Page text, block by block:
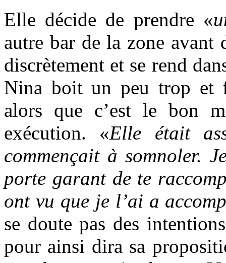
Elle décide de prendre «
autre bar de la zone
discrètement et se rend
Nina boit un peu trop et
alors que c’est le bon
exécution. «Elle était
commençait à somnoler.
porte garant de te
ont vu que je l’ai a
se doute pas des
pour ainsi dira sa